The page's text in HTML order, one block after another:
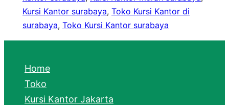
Kursi Kantor surabaya, Toko Kursi Kantor di
surabaya, Toko Kursi Kantor surabaya
Home
Toko
Kursi Kantor Jakarta